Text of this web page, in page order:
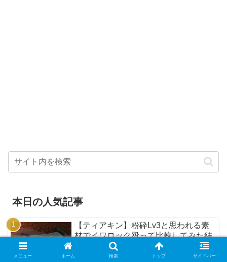
本日の人気記事
【ティアキン】粉砕Lv3と思われる素
材でイワロック殴って比較してみた結
果....【ティアーズオブザキングダム】
メニュー ホーム 検索 トップ サイドバー